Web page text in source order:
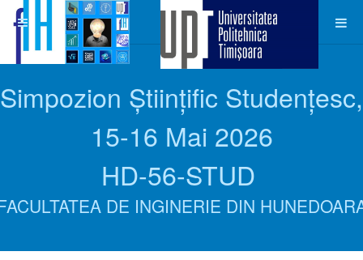
Simpozion Științific Studențesc,
15-16 Mai 2026
HD-56-STUD
DE INGINERIE DIN